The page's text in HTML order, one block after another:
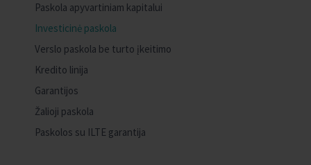
Paskola apyvartiniam kapitalui
Investicinė paskola
Verslo paskola be turto įkeitimo
Kredito linija
Garantijos
Žalioji paskola
Paskolos su ILTE garantija